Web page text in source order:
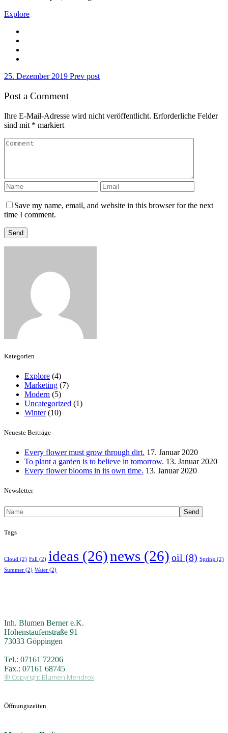
Explore
25. Dezember 2019 Prev post
Post a Comment
Ihre E-Mail-Adresse wird nicht veröffentlicht. Erforderliche Felder
sind mit * markiert
Save my name, email, and website in this browser for the next
time I comment.
Kategorien
Explore (4)
Marketing (7)
Modern (5)
Uncategorized (1)
Winter(10)
Neueste Beiträge
Every flower must grow through dirt. 17. Januar 2020
To plant a garden is to believe in tomorrow. 13. Januar 2020
Every flower blooms in its own time. 13. Januar 2020
Newsletter
Send
Tags
Cloud (2) Fall (2) ideas (26)news (26) oil (8) Spring (2)
Summer (2) Water (2)
Inh. Blumen Berner e.K.
Hohenstaufenstraße 91
73033 Göppingen
Tel.: 07161 72206
Fax.: 07161 68745
® Copyright Blumen Mendrok
Öffnungszeiten